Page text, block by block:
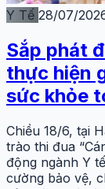
Y Tế 28/07/
Sắp phát
thực hiện
sức khỏe
Chiều 18/6, tại
trào thi đua
động ngành Y
cường bảo vệ,